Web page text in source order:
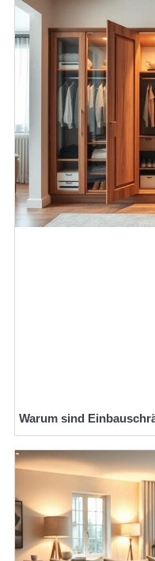
Warum sind